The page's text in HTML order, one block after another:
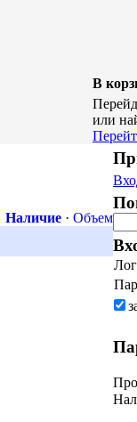
В
или
Наличие · Объем